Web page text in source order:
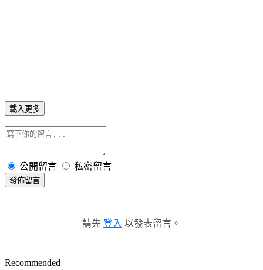
載入更多
公開留言 私密留言
發佈留言
請先 登入 以發表留言。
Recommended